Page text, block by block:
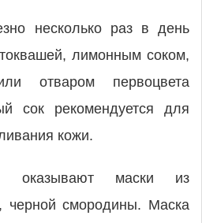
несколько раз в день
лимонным соком,
отваром первоцвета
сок рекомендуется для
кожи.
оказывают маски из
черной смородины. Маска